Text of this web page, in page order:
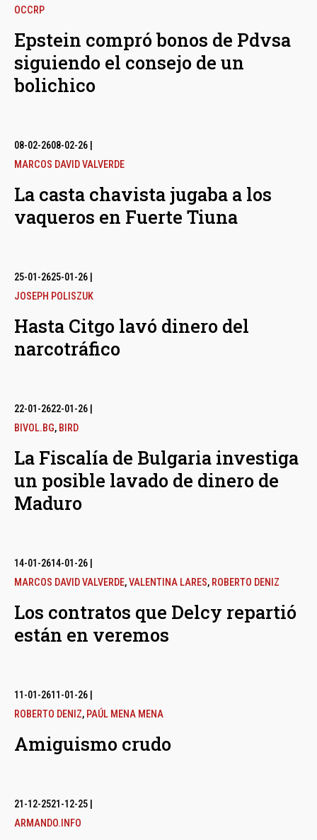
OCCRP
Epstein compró bonos de Pdvsa
siguiendo el consejo de un
bolichico
08-02-2608-02-26
MARCOS DAVID VALVERDE
La casta chavista jugaba a los
vaqueros en Fuerte Tiuna
25-01-2625-01-26
JOSEPH POLISZUK
Hasta Citgo lavó dinero del
narcotráfico
22-01-2622-01-26
BIVOL.BG, BIRD
La Fiscalía de Bulgaria investiga
un posible lavado de dinero de
Maduro
14-01-2614-01-26
MARCOS DAVID VALVERDE,VALENTINA LARES, ROBERTO DENIZ
Los contratos que Delcy repartió
están en veremos
11-01-2611-01-26
ROBERTO DENIZ, PAÚL MENA MENA
Amiguismo crudo
21-12-2521-12-25
ARMANDO.INFO